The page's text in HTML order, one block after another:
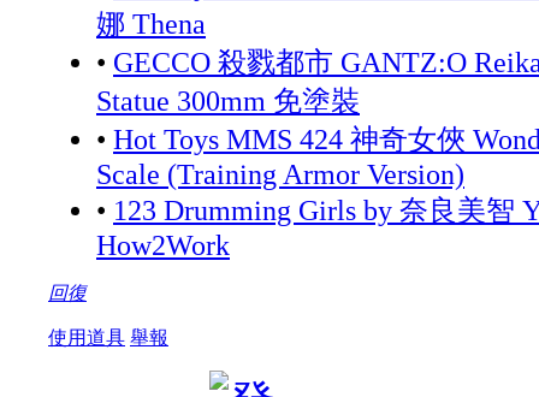
娜 Thena
• GECCO 殺戮都市 GANTZ:O
Statue 300mm 免塗裝
• Hot Toys MMS 424 神奇女俠
Scale (Training Armor Version)
• 123 Drumming Girls by 奈良美智
How2Work
回復
使用道具 舉報